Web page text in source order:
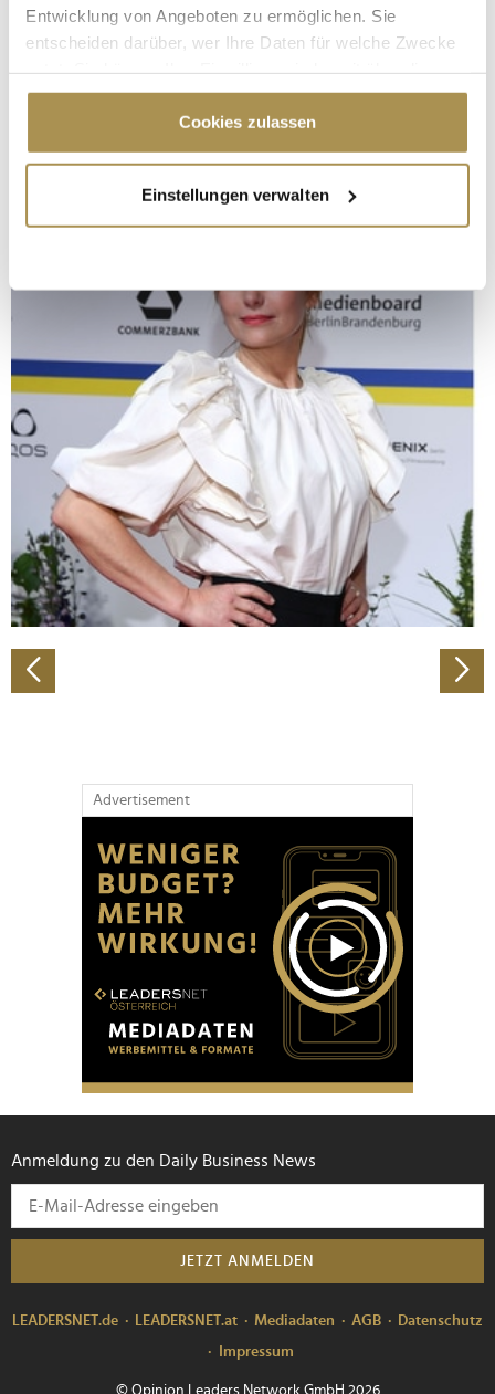
Entwicklung von Angeboten zu ermöglichen. Sie
entscheiden darüber, wer Ihre Daten für welche Zwecke
Cookie-Erklärung oder durch Klicken auf das Privacy
Trigger Symbol ändern oder widerrufen
Informationen über Ihre geografische Lage
erfassen, welche bis auf einige Meter genau sein
bestimmten Merkmalen (Fingerprinting) identifizieren
Erfahren Sie mehr darüber, wie Ihre persönlichen Daten
verarbeitet werden, und legen Sie Ihre Präferenzen im
Abschnitt Einzelheitenfest.
Wir verwenden Cookies, um Inhalte und Anzeigen zu
personalisieren, Funktionen für soziale Medien anbieten
zu können und die Zugriffe auf unsere Website zu
analysieren. Außerdem geben wir Informationen zu Ihrer
Verwendung unserer Website an unsere Partner für
soziale Medien, Werbung und Analysen weiter. Unsere
Partner führen diese Informationen möglicherweise mit
haben oder die sie im Rahmen Ihrer Nutzung der Dienste
gesammelt haben.
Cookies zulassen
Einstellungen verwalten
Advertisement
Anmeldung zu den Daily Business News
JETZT ANMELDEN
LEADERSNET.de LEADERSNET.at Mediadaten AGB
Datenschutz
Impressum